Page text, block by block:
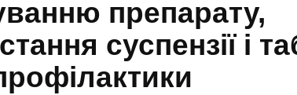
препарату,
суспензії і